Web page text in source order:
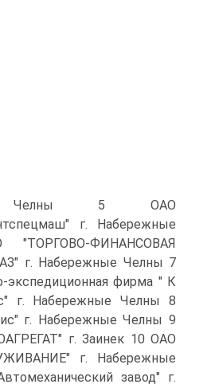
Челны 5 ОАО
г. Набережные
ФИНАНСОВАЯ
г. Набережные Челны 7
экспедиционная фирма " К
г. Набережные Челны 8
г. Набережные Челны 9
г. Заинек 10 ОАО
г. Набережные
завод" г.